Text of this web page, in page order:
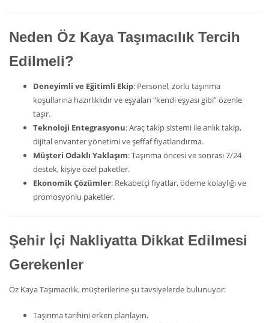
Neden Öz Kaya Taşımacılık Tercih
Edilmeli?
Deneyimli ve Eğitimli Ekip: Personel, zorlu taşınma
koşullarına hazırlıklıdır ve eşyaları “kendi eşyası gibi” özenle
taşır.
Teknoloji Entegrasyonu: Araç takip sistemi ile anlık takip,
dijital envanter yönetimi ve şeffaf fiyatlandırma.
Müşteri Odaklı Yaklaşım: Taşınma öncesi ve sonrası 7/24
destek, kişiye özel paketler.
Ekonomik Çözümler: Rekabetçi fiyatlar, ödeme kolaylığı ve
promosyonlu paketler.
Şehir İçi Nakliyatta Dikkat Edilmesi
Gerekenler
Öz Kaya Taşımacılık, müşterilerine şu tavsiyelerde bulunuyor:
Taşınma tarihini erken planlayın.